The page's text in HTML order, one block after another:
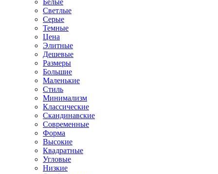
Белые
Светлые
Серые
Темные
Цена
Элитные
Дешевые
Размеры
Большие
Маленькие
Стиль
Минимализм
Классические
Скандинавские
Современные
Форма
Высокие
Квадратные
Угловые
Низкие